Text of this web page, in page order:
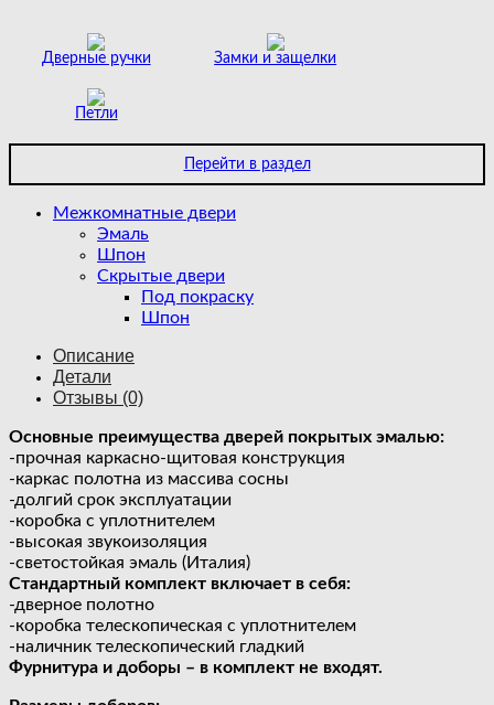
Дверные ручки Замки и защелки
Петли
Перейти в раздел
Межкомнатные двери
Эмаль
Шпон
Скрытые двери
Под покраску
Шпон
Описание
Детали
Отзывы (0)
Основные преимущества дверей покрытых эмалью:
-прочная каркасно-щитовая конструкция
-каркас полотна из массива сосны
-долгий срок эксплуатации
-коробка с уплотнителем
-высокая звукоизоляция
-светостойкая эмаль (Италия)
Стандартный комплект включает в себя:
-дверное полотно
-коробка телескопическая с уплотнителем
-наличник телескопический гладкий
Фурнитура и доборы – в комплект не входят.